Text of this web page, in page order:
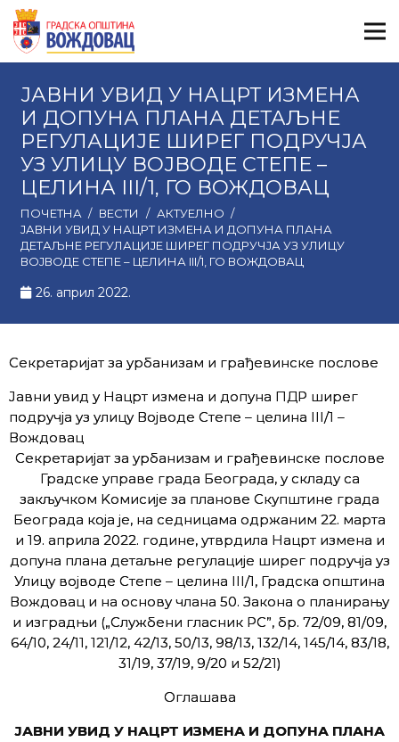
ЈАВНИ УВИД У НАЦРТ ИЗМЕНА
И ДОПУНА ПЛАНА ДЕТАЉНЕ
РЕГУЛАЦИЈЕ ШИРЕГ ПОДРУЧЈА
УЗ УЛИЦУ ВОЈВОДЕ СТЕПЕ –
ЦЕЛИНА III/1, ГО ВОЖДОВАЦ
ПОЧЕТНА / ВЕСТИ / АКТУЕЛНО /
ЈАВНИ УВИД У НАЦРТ ИЗМЕНА И ДОПУНА ПЛАНА
ДЕТАЉНЕ РЕГУЛАЦИЈЕ ШИРЕГ ПОДРУЧЈА УЗ УЛИЦУ
ВОЈВОДЕ СТЕПЕ – ЦЕЛИНА III/1, ГО ВОЖДОВАЦ
26. април 2022.
Секретаријат за урбанизам и грађевинске послове
Јавни увид у Нацрт измена и допуна ПДР ширег
подручја уз улицу Војводе Степе – целина III/1 –
Вождовац
Секретаријат за урбанизам и грађевинске послове
Градске управе града Београда, у складу са
закључком Kомисије за планове Скупштине града
Београда која је, на седницама одржаним 22. марта
и 19. априла 2022. године, утврдила Нацрт измена и
допуна плана детаљне регулације ширег подручја уз
Улицу војводе Степе – целина III/1, Градска општина
Вождовац и на основу члана 50. Закона о планирању
и изградњи („Службени гласник РС”, бр. 72/09, 81/09,
64/10, 24/11, 121/12, 42/13, 50/13, 98/13, 132/14, 145/14, 83/18,
31/19, 37/19, 9/20 и 52/21)
Оглашава
ЈАВНИ УВИД У НАЦРТ ИЗМЕНА И ДОПУНА ПЛАНА